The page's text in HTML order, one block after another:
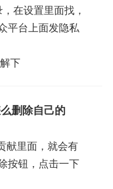
在设置里面找，
平台上面发隐私
下
删除自己的
献里面，就会有
按钮，点击一下